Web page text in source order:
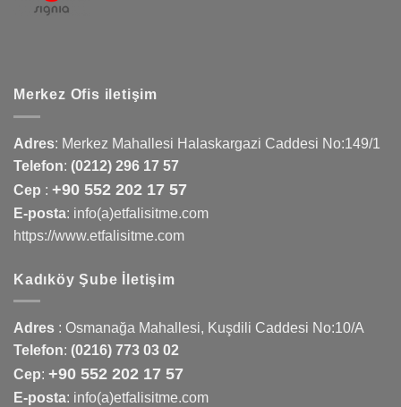
Merkez Ofis iletişim
Adres: Merkez Mahallesi Halaskargazi Caddesi No:149/1
Telefon: (0212) 296 17 57
Cep : +90 552 202 17 57
E-posta: info(a)etfalisitme.com
https://www.etfalisitme.com
Kadıköy Şube İletişim
Adres : Osmanağa Mahallesi, Kuşdili Caddesi No:10/A
Telefon: (0216) 773 03 02
Cep: +90 552 202 17 57
E-posta: info(a)etfalisitme.com